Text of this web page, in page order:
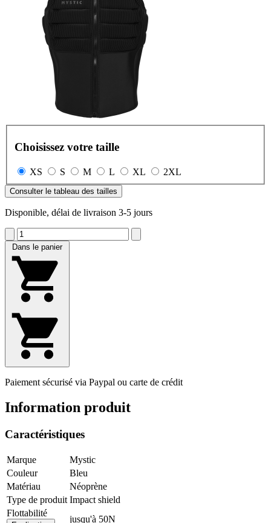
Choisissez votre taille
XS S M L XL 2XL
Consulter le tableau des tailles
Disponible, délai de livraison 3-5 jours
Dans le panier
Paiement sécurisé via Paypal ou carte de crédit
Information produit
Caractéristiques
Marque
Mystic
Couleur
Bleu
Matériau
Néoprène
Type de produit Impact shield
Flottabilité
jusqu'à 50N